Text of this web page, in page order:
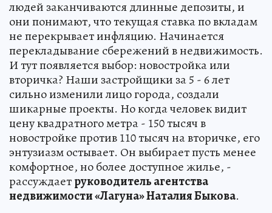
людей заканчиваются длинные депозиты, и
они понимают, что текущая ставка по вкладам
не перекрывает инфляцию. Начинается
перекладывание сбережений в недвижимость.
И тут появляется выбор: новостройка или
вторичка? Наши застройщики за 5 - 6 лет
сильно изменили лицо города, создали
шикарные проекты. Но когда человек видит
цену квадратного метра - 150 тысяч в
новостройке против 110 тысяч на вторичке, его
энтузиазм остывает. Он выбирает пусть менее
комфортное, но более доступное жилье, -
рассуждаетруководитель агентства
недвижимости «Лагуна» Наталия Быкова.